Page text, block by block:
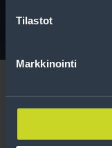
Tilastot
Markkinointi